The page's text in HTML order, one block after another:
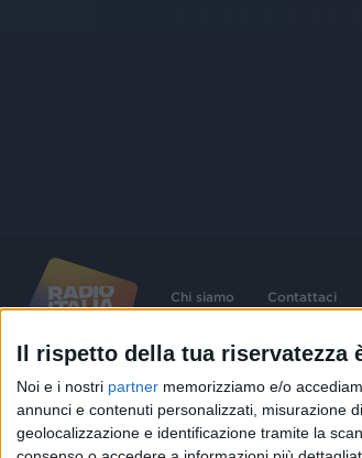
Il rispetto della tua riservatezza
Noi e i nostri partner memorizziamo e/o
annunci e contenuti personalizzati, misurazione
geolocalizzazione e identificazione tramite la
Chi siamo Contattaci
©2026RADIO ITALIA S.p.A. P.IVA 06832230152 | Tutti
contenute nel sito sono stati assolti gli obblighi
connessi.
Capitale Sociale € 580.000,00 interamente versato. Iscr.